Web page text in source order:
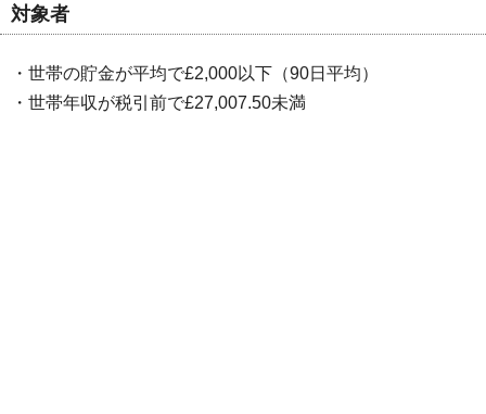
対象者
・世帯の貯金が平均で£2,000以下（90日平均）
・世帯年収が税引前で£27,007.50未満